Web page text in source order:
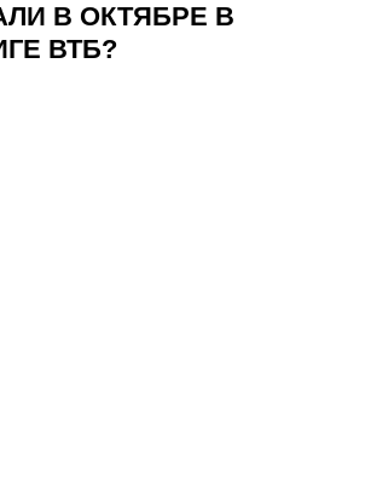
В ОКТЯБРЕ В
ВТБ?